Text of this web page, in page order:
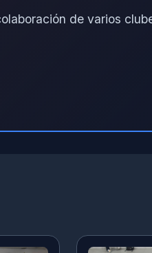
de varios